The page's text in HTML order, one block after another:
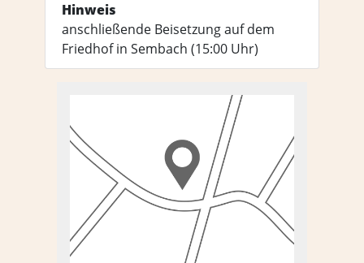
Hinweis
anschließende Beisetzung auf dem
Friedhof in Sembach (15:00 Uhr)